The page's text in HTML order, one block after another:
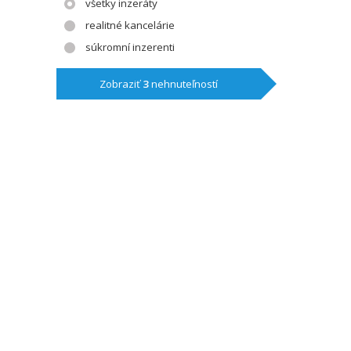
všetky inzeráty
realitné kancelárie
súkromní inzerenti
Zobraziť3nehnuteľností